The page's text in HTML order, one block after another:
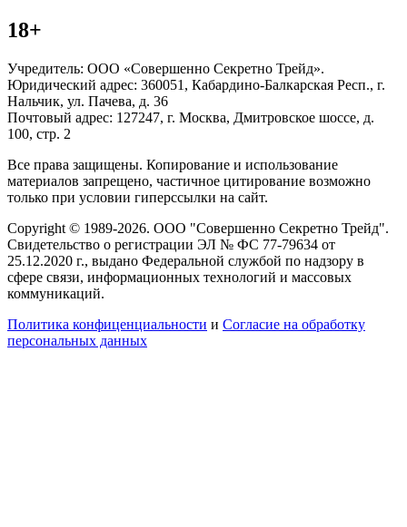
18+
Учредитель: ООО «Совершенно Секретно Трейд».
Юридический адрес: 360051, Кабардино-Балкарская Респ., г.
Нальчик, ул. Пачева, д. 36
Почтовый адрес: 127247, г. Москва, Дмитровское шоссе, д.
100, стр. 2
Все права защищены. Копирование и использование
материалов запрещено, частичное цитирование возможно
только при условии гиперссылки на сайт.
Copyright © 1989-2026. ООО "Совершенно Секретно Трейд".
Свидетельство о регистрации ЭЛ № ФС 77-79634 от
25.12.2020 г., выдано Федеральной службой по надзору в
сфере связи, информационных технологий и массовых
коммуникаций.
Политика конфиценциальности и Согласие на обработку
персональных данных